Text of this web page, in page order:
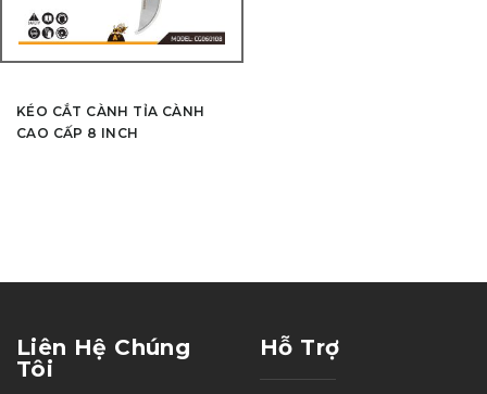
KÉO CẮT CÀNH TỈA CÀNH
CAO CẤP 8 INCH
Liên Hệ Chúng
Tôi
Hỗ Trợ